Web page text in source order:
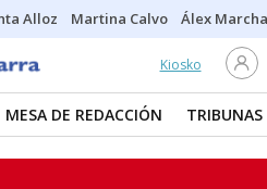
Alloz Martina Calvo Álex
Kiosko
MESA DE REDACCIÓN TRIBUNAS